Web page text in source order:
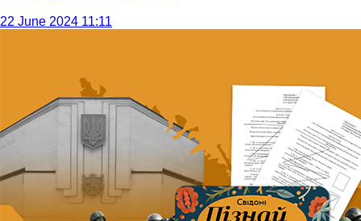
22 June 2024 11:11